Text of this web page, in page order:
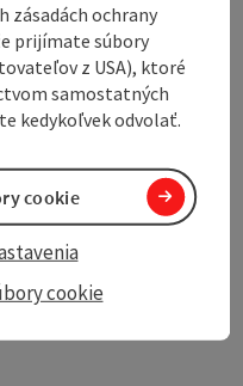
zásadách ochrany
prijímate súbory
z USA), ktoré
samostatných
kedykoľvek odvolať.
cookie
cookie